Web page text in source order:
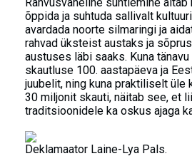
õppida ja suhtuda sallivalt
avardada noorte silmaringi ja
rahvad üksteist austaks ja
austuses läbi saaks. Kuna
skautluse 100. aastapäeva ja
juubelit, ning kuna praktiliselt üle
30 miljonit skauti, näitab see, et
traditsioonidele ka oskus ajaga
Deklamaator Laine-Lya Pals.